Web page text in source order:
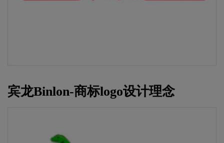
宾龙Binlon-商标logo设计理念